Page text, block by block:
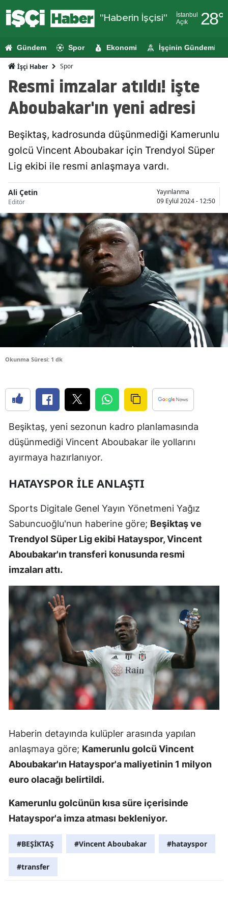
"Haberin İşçisi"
İstanbul
Açık
28°
Adıyaman
Ağrı
Amasya
Ankara
Antalya
Aydın
Balıkesir
Bilecik
Bingöl
Bitlis
Bolu
Burdur
Bursa
Çankırı
Çorum
Denizli
Erzincan
Gümüşhane
Hakkari
Hatay
Isparta
Mersin
Kars
Kayseri
Kırşehir
Gündem Spor Ekonomi İşçinin Gündemi
İşçi Haber Spor
Resmi imzalar atıldı! işte
Aboubakar'ın yeni adresi
Beşiktaş, kadrosunda düşünmediği Kamerunlu
golcü Vincent Aboubakar için Trendyol Süper
Lig ekibi ile resmi anlaşmaya vardı.
Ali Çetin
Editör
Yayınlanma
09 Eylül 2024 - 12:50
Okunma Süresi: 1 dk
Beşiktaş, yeni sezonun kadro planlamasında
düşünmediği Vincent Aboubakar ile yollarını
ayırmaya hazırlanıyor.
HATAYSPOR İLE ANLAŞTI
Sports Digitale Genel Yayın Yönetmeni Yağız
Sabuncuoğlu'nun haberine göre; Beşiktaş ve
Trendyol Süper Lig ekibi Hatayspor, Vincent
Aboubakar'ın transferi konusunda resmi
imzaları attı.
Haberin detayında kulüpler arasında yapılan
anlaşmaya göre; Kamerunlu golcü Vincent
Aboubakar'ın Hatayspor'a maliyetinin 1 milyon
euro olacağı belirtildi.
Kamerunlu golcünün kısa süre içerisinde
Hatayspor'a imza atması bekleniyor.
#BEŞİKTAŞ #Vincent Aboubakar #hatayspor
#transfer